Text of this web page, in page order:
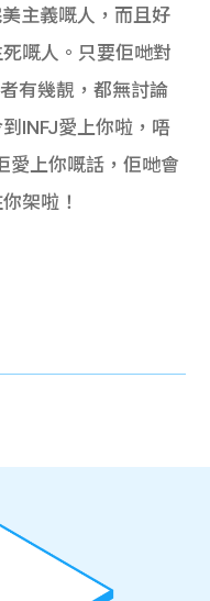
主義嘅人，而且好
嘅人。只要佢哋對
有幾靚，都無討論
INFJ愛上你啦，唔
愛上你嘅話，佢哋會
架啦！